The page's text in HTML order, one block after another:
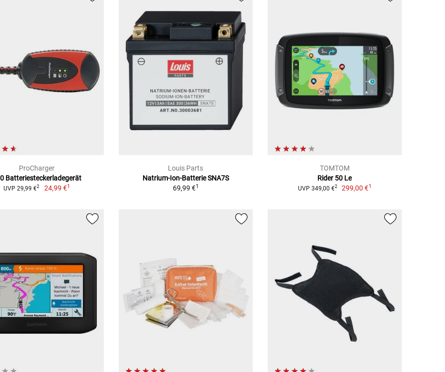
ProCharger
Batteriesteckerladegerät
UVP 29,99 €2 24,99 €1
Louis Parts
Natrium-Ion-Batterie SNA7S
69,99 €1
TOMTOM
Rider 50 Le
UVP 349,00 €2 299,00 €1